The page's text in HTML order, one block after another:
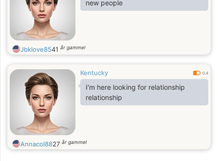
new people
Jbklove8541 år gammel
Kentucky 0.4
I'm here looking for relationship
relationship
Annacol8827 år gammel